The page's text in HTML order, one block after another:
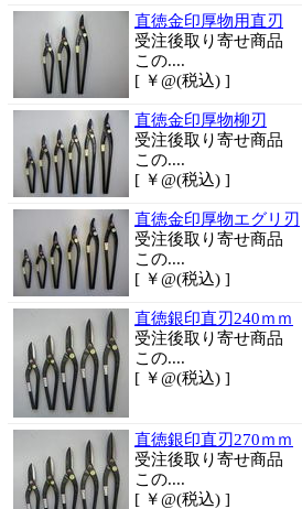
直徳金印厚物用直刃
受注後取り寄せ商品
この....
[ ￥@(税込) ]
直徳金印厚物柳刃
受注後取り寄せ商品
この....
[ ￥@(税込) ]
直徳金印厚物エグリ刃
受注後取り寄せ商品
この....
[ ￥@(税込) ]
直徳銀印直刃240ｍｍ
受注後取り寄せ商品
この....
[ ￥@(税込) ]
直徳銀印直刃270ｍｍ
受注後取り寄せ商品
この....
[ ￥@(税込) ]